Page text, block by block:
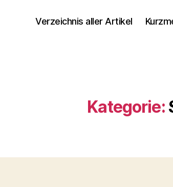
Verzeichnis aller Artikel
Kategorie: